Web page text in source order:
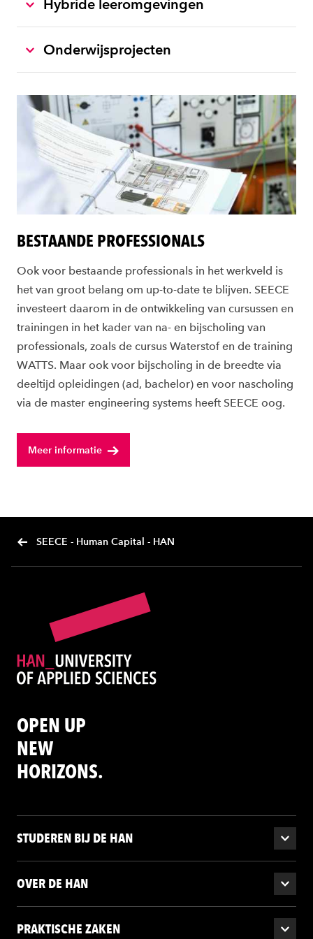
Hybride leeromgevingen
Onderwijsprojecten
BESTAANDE PROFESSIONALS
Ook voor bestaande professionals in het werkveld is
het van groot belang om up-to-date te blijven. SEECE
investeert daarom in de ontwikkeling van cursussen en
trainingen in het kader van na- en bijscholing van
professionals, zoals de cursus Waterstof en de training
WATTS. Maar ook voor bijscholing in de breedte via
deeltijd opleidingen (ad, bachelor) en voor nascholing
via de master engineering systems heeft SEECE oog.
Meer informatie
SEECE - Human Capital - HAN
OPEN UP
NEW
HORIZONS.
STUDEREN BIJ DE HAN
OVER DE HAN
PRAKTISCHE ZAKEN